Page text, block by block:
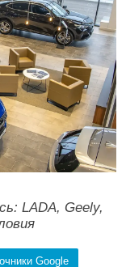
LADA, Geely,
Google